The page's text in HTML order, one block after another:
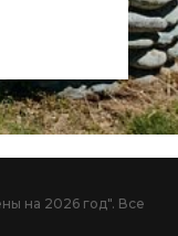
на 2026 год". Все